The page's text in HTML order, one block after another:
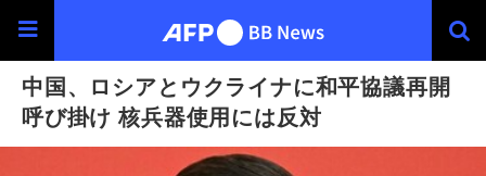
中国、ロシアとウクライナに和平協議再開
呼び掛け 核兵器使用には反対